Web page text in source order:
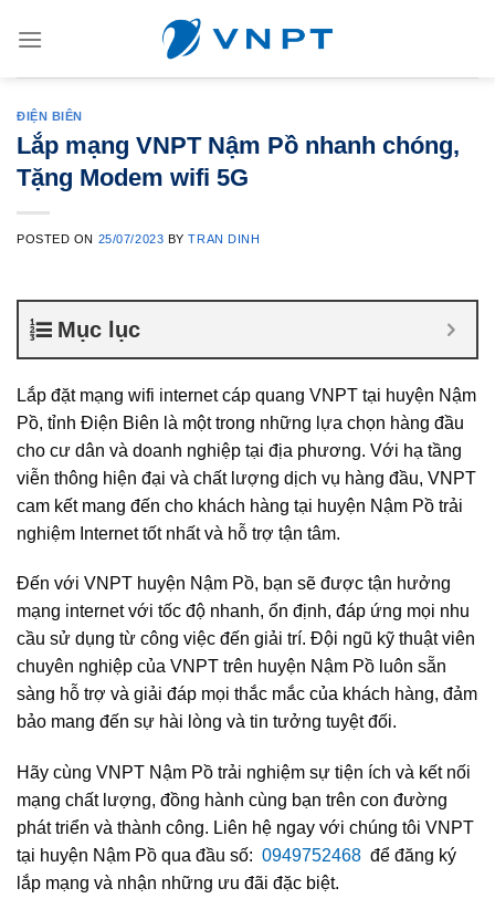
ĐIỆN BIÊN
Lắp mạng VNPT Nậm Pồ nhanh chóng,
Tặng Modem wifi 5G
POSTED ON 25/07/2023 BYTRAN DINH
Mục lục
Lắp đặt mạng wifi internet cáp quang VNPT tại huyện Nậm
Pồ, tỉnh Điện Biên là một trong những lựa chọn hàng đầu
cho cư dân và doanh nghiệp tại địa phương. Với hạ tầng
viễn thông hiện đại và chất lượng dịch vụ hàng đầu, VNPT
cam kết mang đến cho khách hàng tại huyện Nậm Pồ trải
nghiệm Internet tốt nhất và hỗ trợ tận tâm.
Đến với VNPT huyện Nậm Pồ, bạn sẽ được tận hưởng
mạng internet với tốc độ nhanh, ổn định, đáp ứng mọi nhu
cầu sử dụng từ công việc đến giải trí. Đội ngũ kỹ thuật viên
chuyên nghiệp của VNPT trên huyện Nậm Pồ luôn sẵn
sàng hỗ trợ và giải đáp mọi thắc mắc của khách hàng, đảm
bảo mang đến sự hài lòng và tin tưởng tuyệt đối.
Hãy cùng VNPT Nậm Pồ trải nghiệm sự tiện ích và kết nối
mạng chất lượng, đồng hành cùng bạn trên con đường
phát triển và thành công. Liên hệ ngay với chúng tôi VNPT
tại huyện Nậm Pồ qua đầu số: 0949752468 để đăng ký
lắp mạng và nhận những ưu đãi đặc biệt.